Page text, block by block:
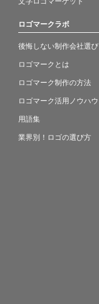
ロゴマークラボ
後悔しない制作会社選び
ロゴマークとは
ロゴマーク制作の方法
ロゴマーク活用ノウハウ
用語集
業界別！ロゴの選び方